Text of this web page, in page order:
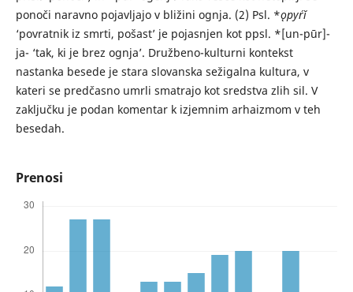
ponoči naravno pojavljajo v bližini ognja. (2) Psl. *ǫpyŕĭ
‘povratnik iz smrti, pošast’ je pojasnjen kot ppsl. *[un-pūr]-
ja- ‘tak, ki je brez ognja’. Družbeno-kulturni kontekst
nastanka besede je stara slovanska sežigalna kultura, v
kateri se predčasno umrli smatrajo kot sredstva zlih sil. V
zaključku je podan komentar k izjemnim arhaizmom v teh
besedah.
Prenosi